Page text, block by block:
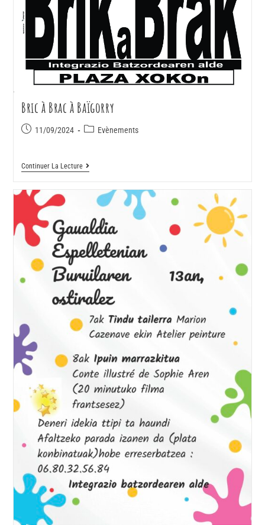
Bric à Brac à Baïgorry
11/09/2024 Evènements
Continuer La Lecture